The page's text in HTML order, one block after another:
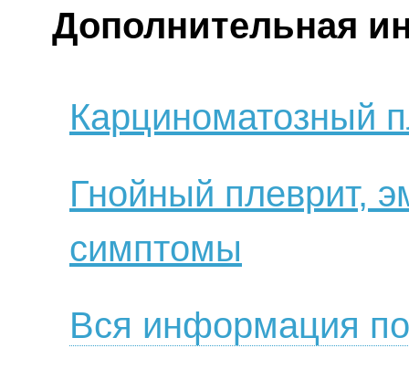
Дополнительная
Карциноматозный
Гнойный плеврит,
симптомы
Вся информация